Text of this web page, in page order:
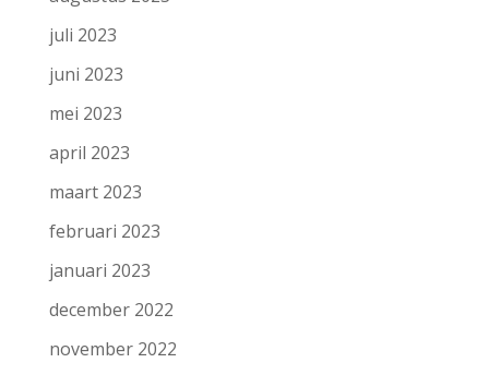
juli 2023
juni 2023
mei 2023
april 2023
maart 2023
februari 2023
januari 2023
december 2022
november 2022